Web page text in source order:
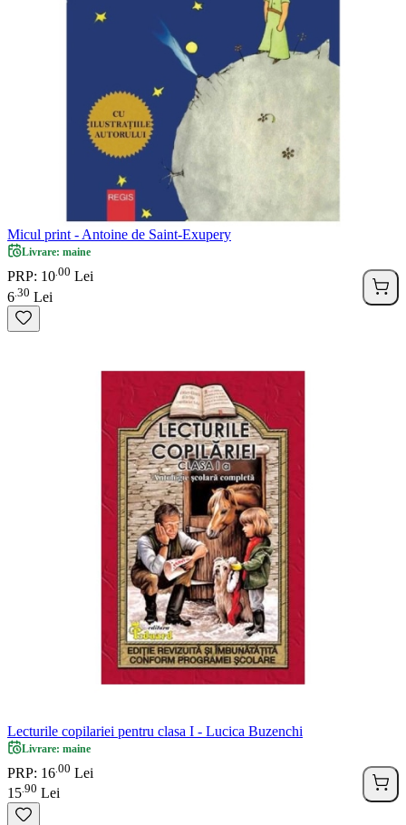
Micul print - Antoine de Saint-Exupery
Livrare: maine
PRP: 10 00 Lei
6 30 Lei
Lecturile copilariei pentru clasa I - Lucica Buzenchi
Livrare: maine
PRP: 16 00 Lei
15 90 Lei